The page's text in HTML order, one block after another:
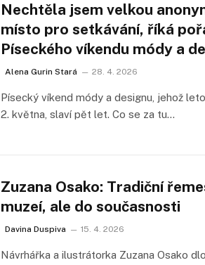
Nechtěla jsem velkou
místo pro setkávání, říká
Píseckého víkendu módy a
Alena Gurin Stará 28. 4. 2026
Písecký víkend módy a designu, jehož
2. května, slaví pět let. Co se za tu…
Zuzana Osako: Tradiční
muzeí, ale do současnosti
Davina Duspiva 15. 4. 2026
Návrhářka a ilustrátorka Zuzana Osako